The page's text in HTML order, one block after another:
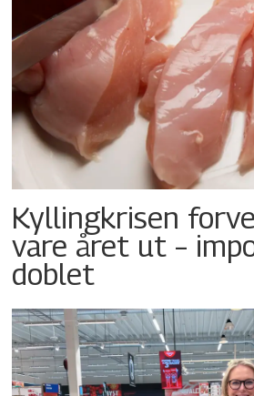
Kyllingkrisen
vare året ut –
doblet